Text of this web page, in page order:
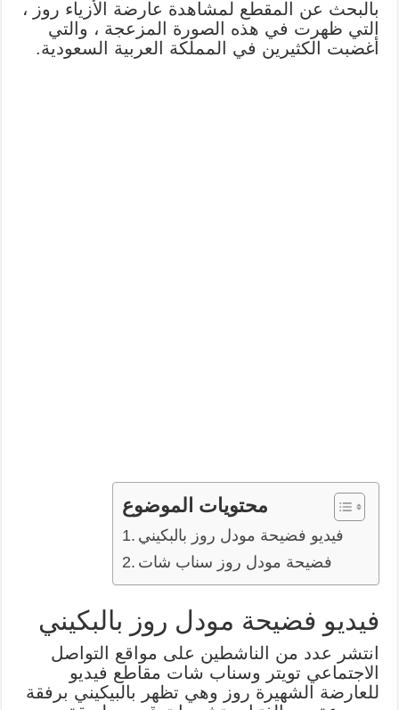
بالبحث عن المقطع لمشاهدة عارضة الأزياء روز ،
التي ظهرت في هذه الصورة المزعجة ، والتي
أغضبت الكثيرين في المملكة العربية السعودية.
محتويات الموضوع
فيديو فضيحة مودل روز بالبكيني
فضيحة مودل روز سناب شات
فيديو فضيحة مودل روز بالبكيني
انتشر عدد من الناشطين على مواقع التواصل
الاجتماعي تويتر وسناب شات مقاطع فيديو
للعارضة الشهيرة روز وهي تظهر بالبيكيني برفقة